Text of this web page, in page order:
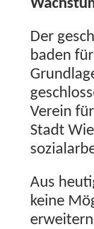
Der
baden
Vere­in
Stadt
Aus
keine